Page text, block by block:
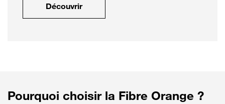
Découvrir
Pourquoi choisir la Fibre Orange ?